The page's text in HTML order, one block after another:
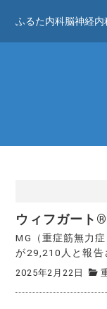
ふるた内科脳神経
ウィフガート
MG（重症筋無力
が29,210人と報告
2025年2月22日